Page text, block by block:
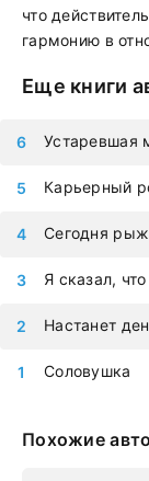
что
гармонию в
Еще книги
Соловушка
Настанет
Я сказал,
Сегодня
Карьерный
Устаревшая
Похожие